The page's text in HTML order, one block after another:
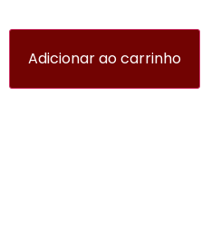
Adicionar ao carrinho